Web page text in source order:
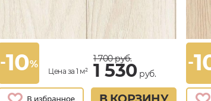
-10%
Цена за 1 м²
1 700руб.
1 530руб.
-